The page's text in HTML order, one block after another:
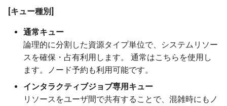
5.2.1.6. ジョブの削除
5.2.1.7. ジョブの結果確認
5.2.1.8. アレイジョブ
5.2.2. インタラクティブジ
ョブ
[キュー種別]
通常キュー
論理的に分割した資源タイプ単位で、システムリソー
スを確保・占有利用します。 通常はこちらを使用し
ます。ノード予約も利用可能です。
インタラクティブジョブ専用キュー
リソースをユーザ間で共有することで、混雑時にもノ